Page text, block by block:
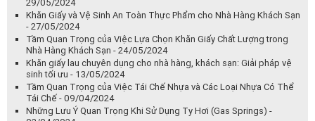
Ưu Điểm Của Khăn Giấy Lau Chuyên Dụng Dầu Mỡ So Với Khăn Giấy
Và Vải Lau Thông Thường - 01/07/2024
Các thông số kỹ thuật cần chú ý khi lựa chọn ty hơi - 21/06/2024
Bảo Trì và Bảo Dưỡng Ty Hơi - 20/06/2024
Lựa chọn khăn giấy lau thân thiện với môi trường: Góp phần bảo vệ
hành tinh xanh - 19/06/2024
Lợi ích kinh tế từ việc sử dụng khăn giấy chuyên dụng trong nhà
hàng, khách sạn. - 18/06/2024
Tối Ưu Hóa Chi Phí Sử Dụng Khăn Giấy Cho Nhà Hàng Khách Sạn -
29/05/2024